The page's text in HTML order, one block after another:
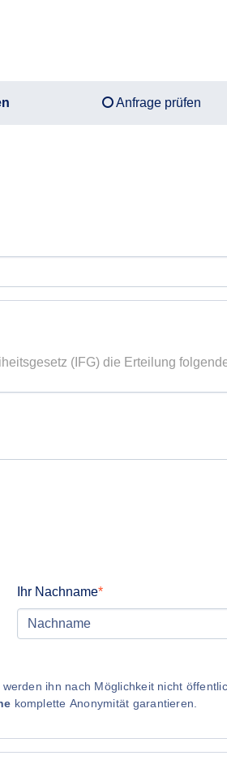
Anfrage prüfen
(IFG) die Erteilung
Ihr Nachname
ihn nach Möglichkeit nicht
komplette Anonymität garantieren.